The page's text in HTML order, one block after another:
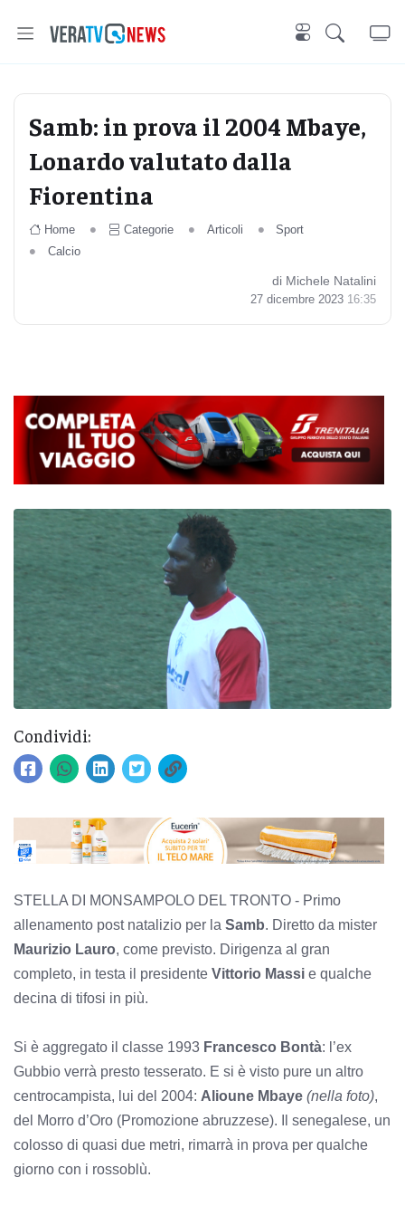
Samb: in prova il 2004 Mbaye,
Lonardo valutato dalla
Fiorentina
Home Categorie Articoli
Sport
Calcio
di Michele Natalini
27 dicembre 2023 16:35
Condividi:
STELLA DI MONSAMPOLO DEL TRONTO - Primo
allenamento post natalizio per la Samb. Diretto da mister
Maurizio Lauro, come previsto. Dirigenza al gran
completo, in testa il presidente Vittorio Massi e qualche
decina di tifosi in più.
Si è aggregato il classe 1993 Francesco Bontà: l’ex
Gubbio verrà presto tesserato. E si è visto pure un altro
centrocampista, lui del 2004: Alioune Mbaye (nella foto),
del Morro d’Oro (Promozione abruzzese). Il senegalese, un
colosso di quasi due metri, rimarrà in prova per qualche
giorno con i rossoblù.